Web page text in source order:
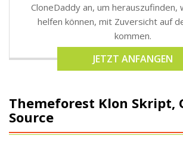
CloneDaddy an, um herauszufinden,
helfen können, mit Zuversicht auf
kommen.
JETZT ANFANGEN
Themeforest Klon Skript,
Source